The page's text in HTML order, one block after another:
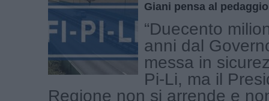
Giani pensa al
“Duecento
anni dal
messa in
Pi-Li, ma il
Regione non si arrende e